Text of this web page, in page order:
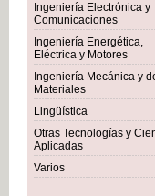
Ingeniería Electrónica y
Comunicaciones
Ingeniería Energética,
Eléctrica y Motores
Ingeniería Mecánica y
Materiales
Lingüística
Otras Tecnologías y
Aplicadas
Varios